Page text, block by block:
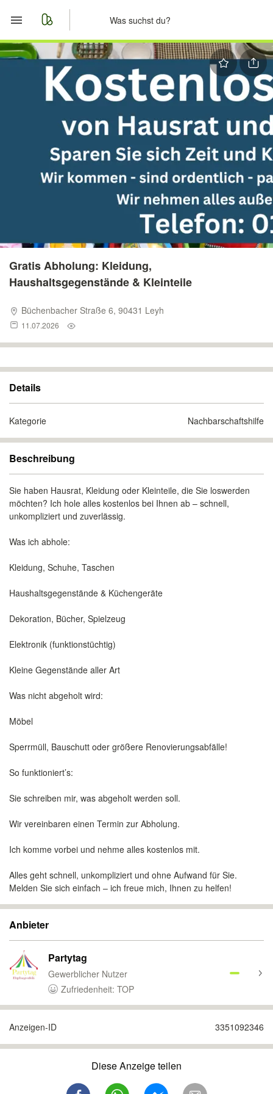
Start
Merkliste
Anzeige aufgeben
Gratis Abholung: Kleidung,
Haushaltsgegenstände & Kleinteile
Büchenbacher Straße 6, 90431 Leyh
11.07.2026
Details
Kategorie Nachbarschaftshilfe
Beschreibung
Sie haben Hausrat, Kleidung oder Kleinteile, die Sie loswerden
möchten? Ich hole alles kostenlos bei Ihnen ab – schnell,
unkompliziert und zuverlässig.
Was ich abhole:
Kleidung, Schuhe, Taschen
Haushaltsgegenstände & Küchengeräte
Dekoration, Bücher, Spielzeug
Elektronik (funktionstüchtig)
Kleine Gegenstände aller Art
Was nicht abgeholt wird:
Möbel
Sperrmüll, Bauschutt oder größere Renovierungsabfälle!
So funktioniert’s:
Sie schreiben mir, was abgeholt werden soll.
Wir vereinbaren einen Termin zur Abholung.
Ich komme vorbei und nehme alles kostenlos mit.
Alles geht schnell, unkompliziert und ohne Aufwand für Sie.
Melden Sie sich einfach – ich freue mich, Ihnen zu helfen!
Anbieter
Partytag
Gewerblicher Nutzer
Zufriedenheit: TOP
Anzeigen-ID 3351092346
Diese Anzeige teilen